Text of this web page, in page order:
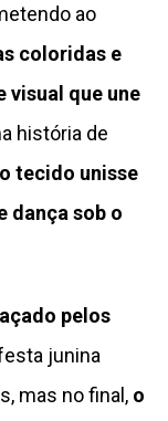
ao
coloridas e
visual que une
história de
o tecido unisse
dança sob o
pelos
junina
mas no final, o